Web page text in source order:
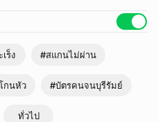
ร็ง #สแกนไม่ผ่าน
กนหัว #บัตรคนจนบุรีรัมย์
ทั่วไป